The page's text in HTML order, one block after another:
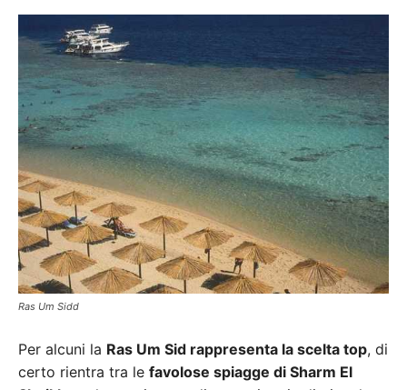
Ras Um Sidd
Per alcuni la Ras Um Sid rappresenta la scelta top, di
certo rientra tra le favolose spiagge di Sharm El